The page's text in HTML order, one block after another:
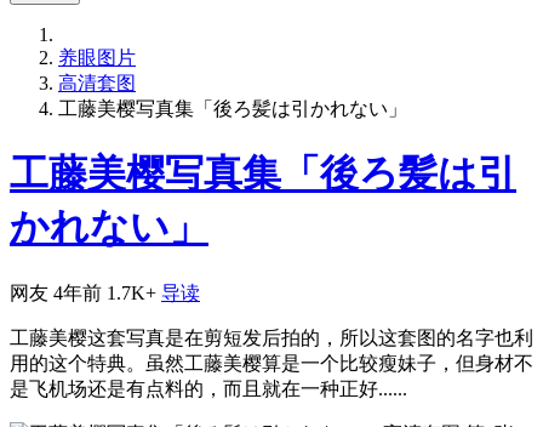
养眼图片
高清套图
工藤美樱写真集「後ろ髪は引かれない」
工藤美樱写真集「後ろ髪は引
かれない」
网友 4年前 1.7K+ 导读
工藤美樱这套写真是在剪短发后拍的，所以这套图的名字也利
用的这个特典。虽然工藤美樱算是一个比较瘦妹子，但身材不
是飞机场还是有点料的，而且就在一种正好......